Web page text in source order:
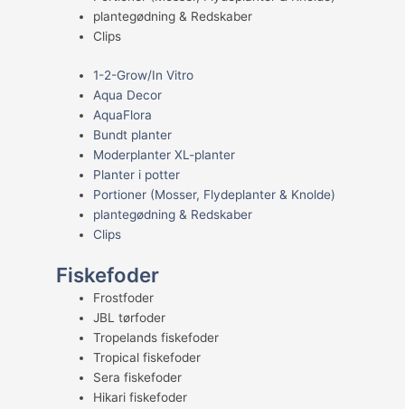
plantegødning & Redskaber
Clips
1-2-Grow/In Vitro
Aqua Decor
AquaFlora
Bundt planter
Moderplanter XL-planter
Planter i potter
Portioner (Mosser, Flydeplanter & Knolde)
plantegødning & Redskaber
Clips
Fiskefoder
Frostfoder
JBL tørfoder
Tropelands fiskefoder
Tropical fiskefoder
Sera fiskefoder
Hikari fiskefoder